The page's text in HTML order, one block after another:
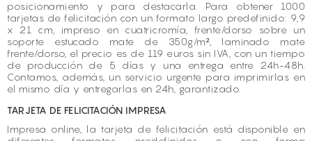
posicionamiento y para destacarla. Para obtener 1000
tarjetas de felicitación con un formato largo predefinido: 9,9
x 21 cm, impreso en cuatricromía, frente/dorso sobre un
soporte estucado mate de 350g/m², laminado mate
frente/dorso, el precio es de 119 euros sin IVA, con un tiempo
de producción de 5 días y una entrega entre 24h-48h.
Contamos, además, un servicio urgente para imprimirlas en
el mismo día y entregarlas en 24h, garantizado.
TARJETA DE FELICITACIÓN IMPRESA
Impresa online, la tarjeta de felicitación está disponible en